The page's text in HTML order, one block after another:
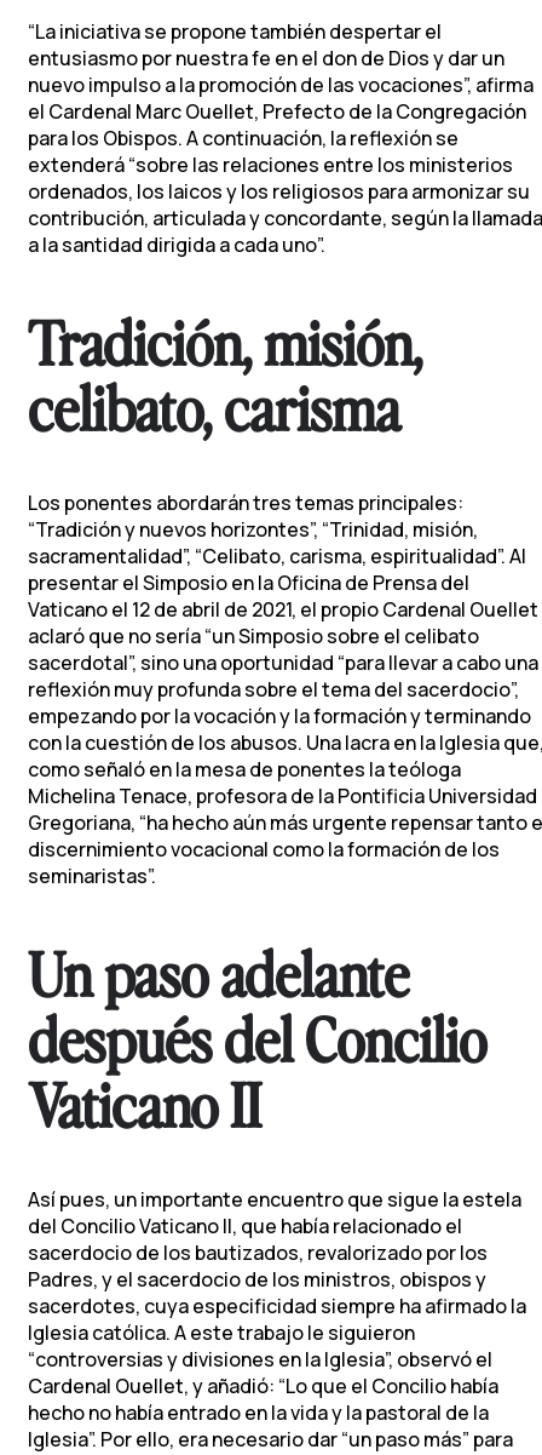
“La iniciativa se propone también despertar el
entusiasmo por nuestra fe en el don de Dios y dar un
nuevo impulso a la promoción de las vocaciones”, afirma
el Cardenal Marc Ouellet, Prefecto de la Congregación
para los Obispos. A continuación, la reflexión se
extenderá “sobre las relaciones entre los ministerios
ordenados, los laicos y los religiosos para armonizar su
contribución, articulada y concordante, según la llamada
a la santidad dirigida a cada uno”.
Tradición, misión,
celibato, carisma
Los ponentes abordarán tres temas principales:
“Tradición y nuevos horizontes”, “Trinidad, misión,
sacramentalidad”, “Celibato, carisma, espiritualidad”. Al
presentar el Simposio en la Oficina de Prensa del
Vaticano el 12 de abril de 2021, el propio Cardenal Ouellet
aclaró que no sería “un Simposio sobre el celibato
sacerdotal”, sino una oportunidad “para llevar a cabo una
reflexión muy profunda sobre el tema del sacerdocio”,
empezando por la vocación y la formación y terminando
con la cuestión de los abusos. Una lacra en la Iglesia
como señaló en la mesa de ponentes la teóloga
Michelina Tenace, profesora de la Pontificia Universidad
Gregoriana, “ha hecho aún más urgente repensar tanto
discernimiento vocacional como la formación de los
seminaristas”.
Un paso adelante
después del Concilio
Vaticano II
Así pues, un importante encuentro que sigue la estela
del Concilio Vaticano II, que había relacionado el
sacerdocio de los bautizados, revalorizado por los
Padres, y el sacerdocio de los ministros, obispos y
sacerdotes, cuya especificidad siempre ha afirmado la
Iglesia católica. A este trabajo le siguieron
“controversias y divisiones en la Iglesia”, observó el
Cardenal Ouellet, y añadió: “Lo que el Concilio había
hecho no había entrado en la vida y la pastoral de la
Iglesia”. Por ello, era necesario dar “un paso más” para